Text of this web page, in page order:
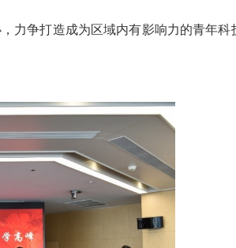
力争打造成为区域内有影响力的青年科